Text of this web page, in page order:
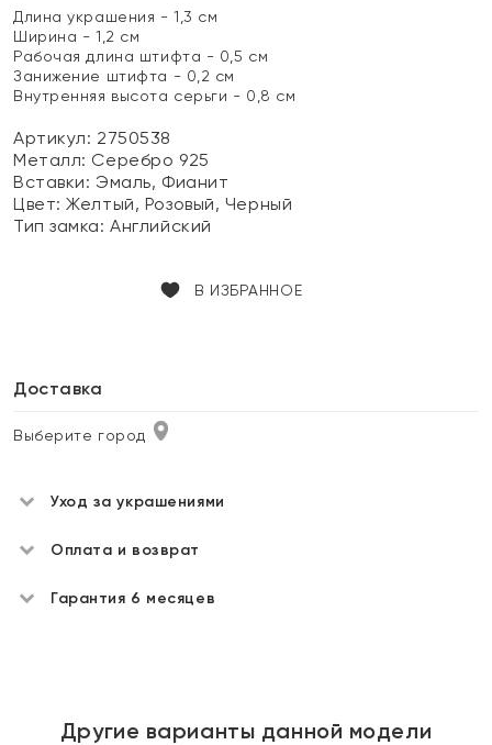
Длина украшения - 1,3 см
Ширина - 1,2 см
Рабочая длина штифта - 0,5 см
Занижение штифта - 0,2 см
Внутренняя высота серьги - 0,8 см
Артикул: 2750538
Металл: Серебро 925
Вставки:Эмаль, Фианит
Цвет:Желтый, Розовый, Черный
Тип замка:Английский
В ИЗБРАННОЕ
Доставка
Выберите город
Уход за украшениями
Оплата и возврат
Гарантия 6 месяцев
Другие варианты данной модели